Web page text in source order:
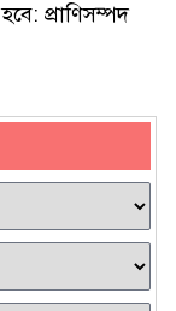
প্রাণিসম্পদ